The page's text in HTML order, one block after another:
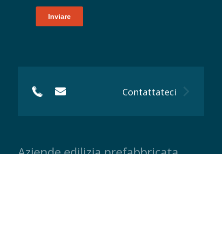
Contattateci
Aziende edilizia prefabbricata